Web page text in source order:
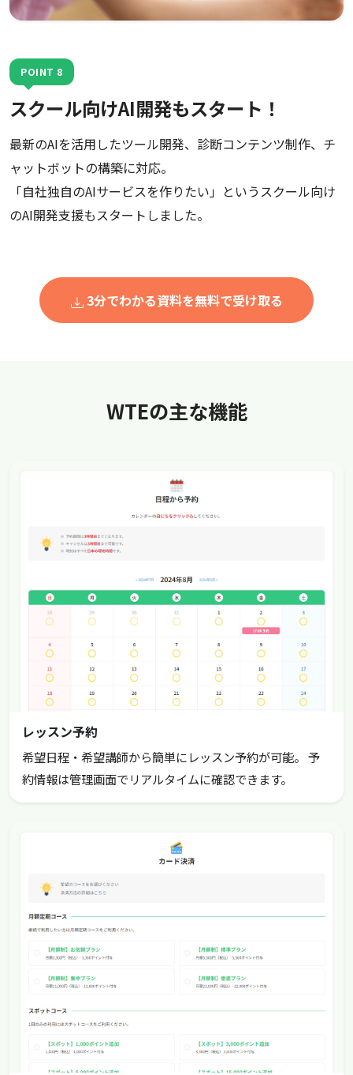
POINT 8
スクール向けAI開発もスタート！
最新のAIを活用したツール開発、診断コンテンツ制作、チ
ャットボットの構築に対応。
「自社独自のAIサービスを作りたい」というスクール向け
のAI開発支援もスタートしました。
3分でわかる資料を無料で受け取る
WTEの主な機能
レッスン予約
希望日程・希望講師から簡単にレッスン予約が可能。 予
約情報は管理画面でリアルタイムに確認できます。